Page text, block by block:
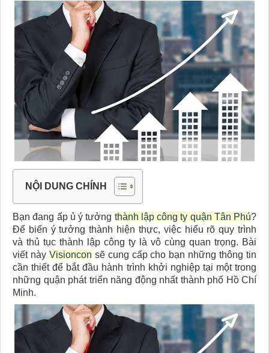
NỘI DUNG CHÍNH
Bạn đang ấp ủ ý tưởng thành lập công ty quận Tân Phú?
Để biến ý tưởng thành hiện thực, việc hiểu rõ quy trình
và thủ tục thành lập công ty là vô cùng quan trọng. Bài
viết này Visioncon sẽ cung cấp cho bạn những thông tin
cần thiết để bắt đầu hành trình khởi nghiệp tại một trong
những quận phát triển năng động nhất thành phố Hồ Chí
Minh.